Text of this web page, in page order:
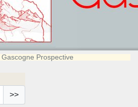
Gascogne Prospective
>>